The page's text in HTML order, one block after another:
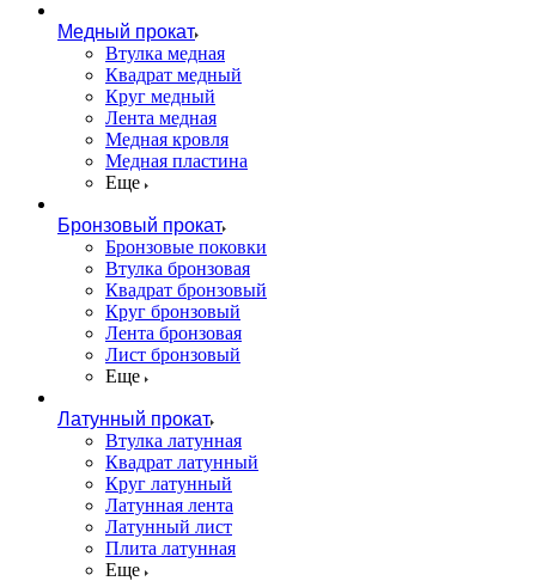
Медный прокат
Втулка медная
Квадрат медный
Круг медный
Лента медная
Медная кровля
Медная пластина
Еще
Бронзовый прокат
Бронзовые поковки
Втулка бронзовая
Квадрат бронзовый
Круг бронзовый
Лента бронзовая
Лист бронзовый
Еще
Латунный прокат
Втулка латунная
Квадрат латунный
Круг латунный
Латунная лента
Латунный лист
Плита латунная
Еще